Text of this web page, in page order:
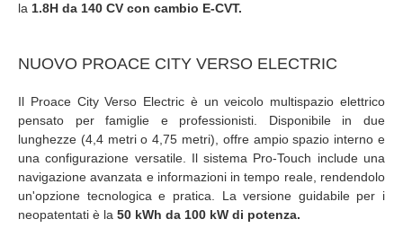
la 1.8H da 140 CV con cambio E-CVT.
NUOVO PROACE CITY VERSO ELECTRIC
Il Proace City Verso Electric è un veicolo multispazio elettrico
pensato per famiglie e professionisti. Disponibile in due
lunghezze (4,4 metri o 4,75 metri), offre ampio spazio interno e
una configurazione versatile. Il sistema Pro-Touch include una
navigazione avanzata e informazioni in tempo reale, rendendolo
un'opzione tecnologica e pratica. La versione guidabile per i
neopatentati è la 50 kWh da 100 kW di potenza.